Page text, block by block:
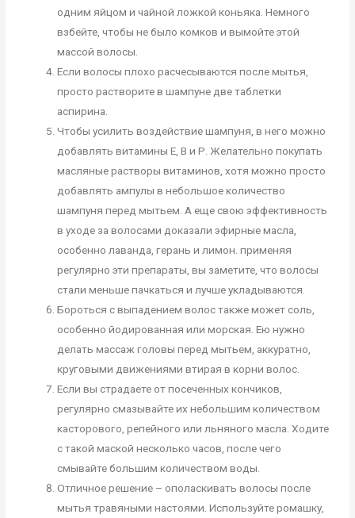
одним яйцом и чайной ложкой коньяка. Немного
взбейте, чтобы не было комков и вымойте этой
массой волосы.
Если волосы плохо расчесываются после мытья,
просто растворите в шампуне две таблетки
аспирина.
Чтобы усилить воздействие шампуня, в него можно
добавлять витамины Е, В и Р. Желательно покупать
масляные растворы витаминов, хотя можно просто
добавлять ампулы в небольшое количество
шампуня перед мытьем. А еще свою эффективность
в уходе за волосами доказали эфирные масла,
особенно лаванда, герань и лимон. применяя
регулярно эти препараты, вы заметите, что волосы
стали меньше пачкаться и лучше укладываются.
Бороться с выпадением волос также может соль,
особенно йодированная или морская. Ею нужно
делать массаж головы перед мытьем, аккуратно,
круговыми движениями втирая в корни волос.
Если вы страдаете от посеченных кончиков,
регулярно смазывайте их небольшим количеством
касторового, репейного или льняного масла. Ходите
с такой маской несколько часов, после чего
смывайте большим количеством воды.
Отличное решение – ополаскивать волосы после
мытья травяными настоями. Используйте ромашку,